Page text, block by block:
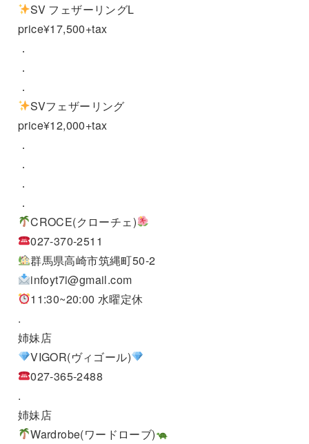
SV フェザーリングL
price¥17,500+tax
．
．
．
SVフェザーリング
price¥12,000+tax
．
．
．
．
CROCE(クローチェ)
027-370-2511
群馬県高崎市筑縄町50-2
infoyt7i@gmail.com
11:30~20:00 水曜定休
.
姉妹店
VIGOR(ヴィゴール)
027-365-2488
.
姉妹店
Wardrobe(ワードローブ)